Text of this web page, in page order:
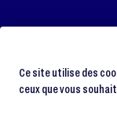
Ce site utilise des
ceux que vous